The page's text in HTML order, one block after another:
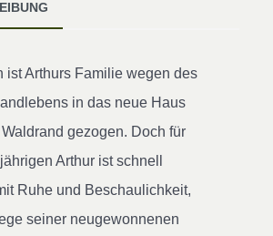
ist Arthurs Familie wegen des
in das neue Haus
gezogen. Doch für
Arthur ist schnell
Ruhe und Beschaulichkeit,
seiner neugewonnenen